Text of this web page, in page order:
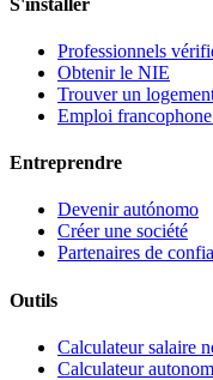
Professionnels
Obtenir le NIE
Trouver un
Emploi
Entreprendre
Devenir autónomo
Créer une société
Partenaires de
Outils
Calculateur salaire
Calculateur